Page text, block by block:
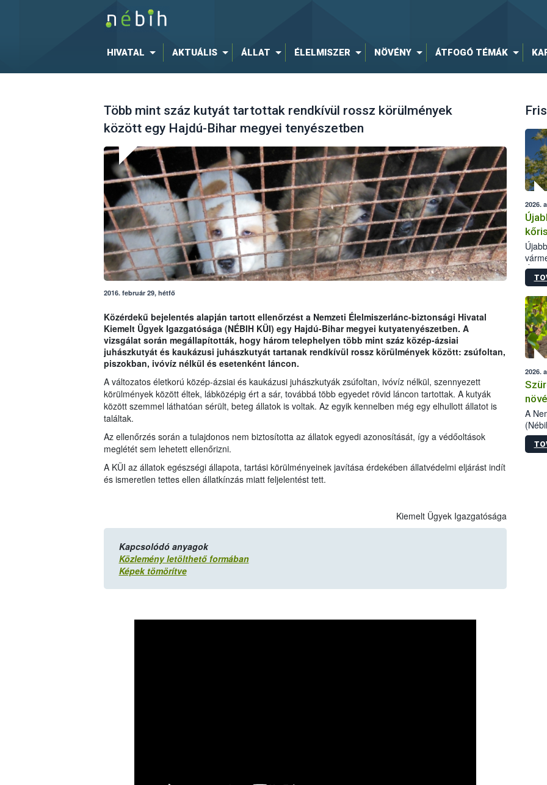
HIVATAL AKTUÁLIS ÁLLAT ÉLELMISZER NÖVÉNY ÁTFOGÓ TÉMÁK
Több mint száz kutyát tartottak rendkívül rossz körülmények
között egy Hajdú-Bihar megyei tenyészetben
2016. február 29, hétfő
Közérdekű bejelentés alapján tartott ellenőrzést a Nemzeti Élelmiszerlánc-biztonsági Hivatal
Kiemelt Ügyek Igazgatósága (NÉBIH KÜI) egy Hajdú-Bihar megyei kutyatenyészetben. A
vizsgálat során megállapították, hogy három telephelyen több mint száz közép-ázsiai
juhászkutyát és kaukázusi juhászkutyát tartanak rendkívül rossz körülmények között: zsúfoltan,
piszokban, ivóvíz nélkül és esetenként láncon.
A változatos életkorú közép-ázsiai és kaukázusi juhászkutyák zsúfoltan, ivóvíz nélkül, szennyezett
körülmények között éltek, lábközépig ért a sár, továbbá több egyedet rövid láncon tartottak. A kutyák
között szemmel láthatóan sérült, beteg állatok is voltak. Az egyik kennelben még egy elhullott állatot is
találtak.
Az ellenőrzés során a tulajdonos nem biztosította az állatok egyedi azonosítását, így a védőoltások
meglétét sem lehetett ellenőrizni.
A KÜI az állatok egészségi állapota, tartási körülményeinek javítása érdekében állatvédelmi eljárást indít
és ismeretlen tettes ellen állatkínzás miatt feljelentést tett.
Kiemelt Ügyek Igazgatósága
Kapcsolódó anyagok
Közlemény letölthető formában
Képek tömörítve
2026.
2026.
A